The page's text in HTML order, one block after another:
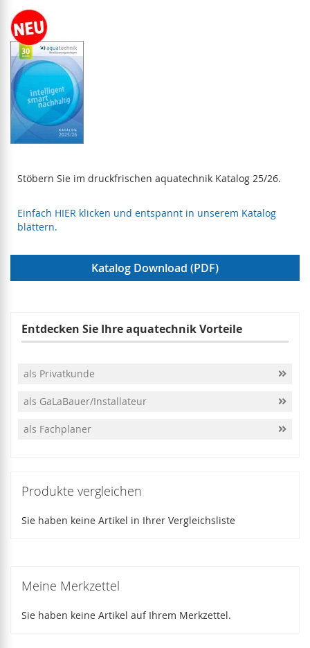
Stöbern Sie im druckfrischen aquatechnik Katalog 25/26.
Einfach HIER klicken und entspannt in unserem Katalog
blättern.
Katalog Download (PDF)
Entdecken Sie Ihre aquatechnik Vorteile
als Privatkunde
als GaLaBauer/Installateur
als Fachplaner
Produkte vergleichen
Sie haben keine Artikel in Ihrer Vergleichsliste
Meine Merkzettel
Sie haben keine Artikel auf Ihrem Merkzettel.